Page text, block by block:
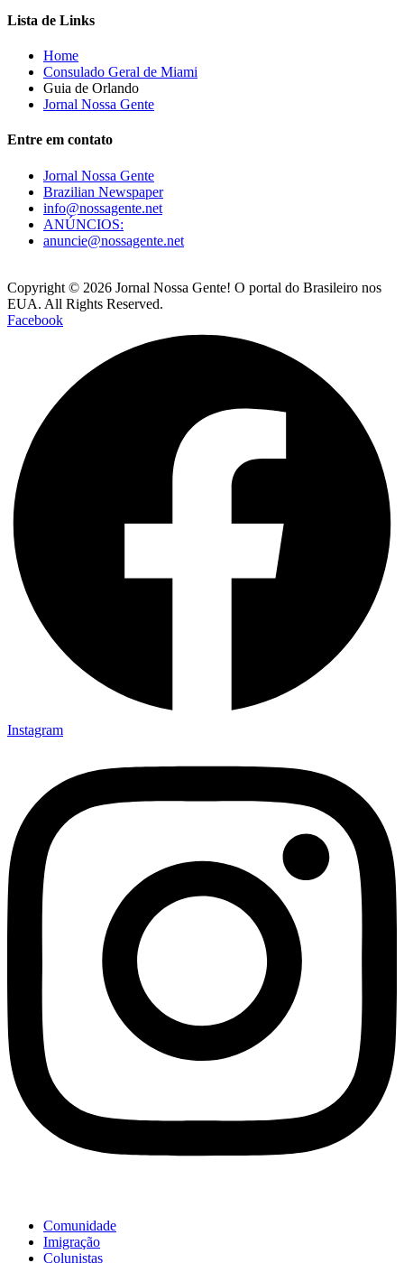
Lista de Links
Home
Consulado Geral de Miami
Guia de Orlando
Jornal Nossa Gente
Entre em contato
Jornal Nossa Gente
Brazilian Newspaper
info@nossagente.net
ANÚNCIOS:
anuncie@nossagente.net
Copyright © 2026 Jornal Nossa Gente! O portal do Brasileiro nos
EUA. All Rights Reserved.
Facebook
Instagram
Comunidade
Imigração
Colunistas